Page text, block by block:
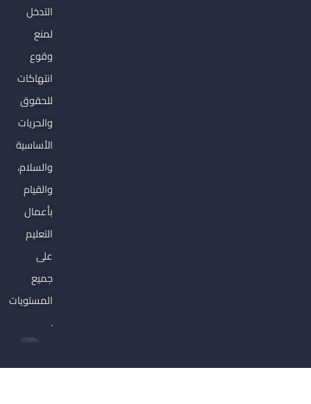
التدخل
لمنع
وقوع
انتهاكات
للحقوق
والحريات
الأساسية
والسلام،
والقيام
بأعمال
التعليم
على
جميع
المستويات